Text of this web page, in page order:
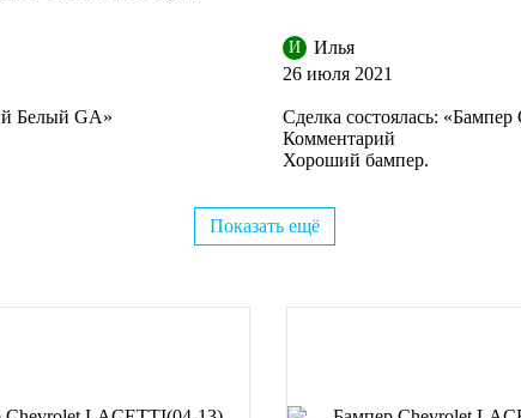
Белый GA»
И
Илья
26 июля 2021
Сделка состоялась:
Комментарий
Хороший бампер.
Показать ещё